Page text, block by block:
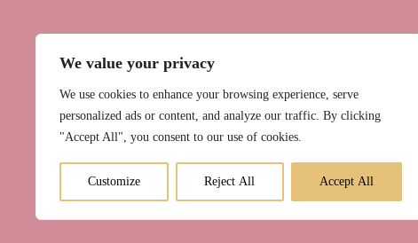
We value your privacy
We use cookies to enhance your browsing experience, serve
personalized ads or content, and analyze our traffic. By clicking
"Accept All", you consent to our use of cookies.
Customize Reject All Accept All
Kurse
Raum